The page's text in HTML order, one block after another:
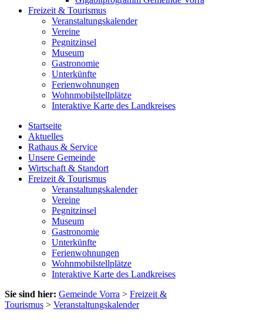
Freizeit & Tourismus
Veranstaltungskalender
Vereine
Pegnitzinsel
Museum
Gastronomie
Unterkünfte
Ferienwohnungen
Wohnmobilstellplätze
Interaktive Karte des Landkreises
Startseite
Aktuelles
Rathaus & Service
Unsere Gemeinde
Wirtschaft & Standort
Freizeit & Tourismus
Veranstaltungskalender
Vereine
Pegnitzinsel
Museum
Gastronomie
Unterkünfte
Ferienwohnungen
Wohnmobilstellplätze
Interaktive Karte des Landkreises
Sie sind hier: Gemeinde Vorra > Freizeit &
Tourismus > Veranstaltungskalender